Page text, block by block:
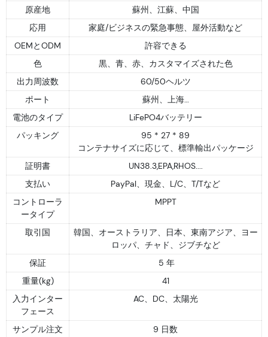
原産地
蘇州、江蘇、中国
応用
家庭/ビジネスの緊急事態、屋外活動など
OEMとODM
許容できる
色
黒、青、赤、カスタマイズされた色
出力周波数
60/50ヘルツ
ポート
蘇州、上海…
電池のタイプ
LiFePO4バッテリー
パッキング
95 * 27 * 89
コンテナサイズに応じて、標準輸出パッケージ
証明書
UN38.3,EPA,RHOS....
支払い
PayPal、現金、L/C、T/Tなど
コントローラ
ータイプ
MPPT
取引国
韓国、オーストラリア、日本、東南アジア、ヨー
ロッパ、チャド、ジブチなど
保証
5 年
重量(kg)
41
入力インター
フェース
AC、DC、太陽光
サンプル注文
9 日数